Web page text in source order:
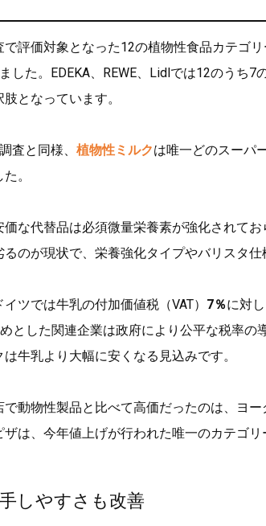
で評価対象となった12の植物性食品カテゴ
した。EDEKA、REWE、Lidlでは12のうち
となっています。
査と同様、 植物性ミルクは唯一どのスーパ
。
価な代替品は必須微量栄養素が強化されて
るのが現状で、栄養強化タイプやバリスタ
ツでは牛乳の付加価値税（VAT） 7％に対
めとした関連企業は政府により公平な税率
牛乳より大幅に安くなる見込みです。
で動物性製品と比べて高価だったのは、ヨ
ザは、今年値上げが行われた唯一のカテゴリ
しやすさも改善